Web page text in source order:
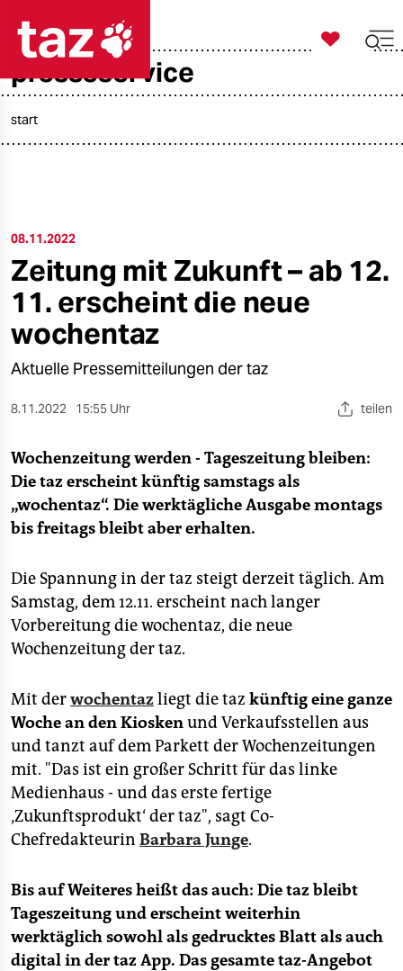
öko
gesellschaft
kultur
sport
berlin
nord
wahrheit
verlag
veranstaltungen
shop
unterstützen
abo
genossenschaft
epaper login

taz zahl ich
presseservice
start
08.11.2022
Zeitung mit Zukunft – ab 12.
11. erscheint die neue
wochentaz
Aktuelle Pressemitteilungen der taz
8.11.2022 15:55 Uhr teilen
Wochenzeitung werden - Tageszeitung bleiben:
Die taz erscheint künftig samstags als
„wochentaz“. Die werktägliche Ausgabe montags
bis freitags bleibt aber erhalten.
Die Spannung in der taz steigt derzeit täglich. Am
Samstag, dem 12.11. erscheint nach langer
Vorbereitung die wochentaz, die neue
Wochenzeitung der taz.
Mit derwochentaz liegt die taz künftig eine ganze
Woche an den Kioskenund Verkaufsstellen aus
und tanzt auf dem Parkett der Wochenzeitungen
mit. "Das ist ein großer Schritt für das linke
Medienhaus - und das erste fertige
‚Zukunftsprodukt‘ der taz", sagt Co-
Chefredakteurin Barbara Junge.
Bis auf Weiteres heißt das auch: Die taz bleibt
Tageszeitung und erscheint weiterhin
werktäglich sowohl als gedrucktes Blatt als auch
digital in der taz App. Das gesamte taz-Angebot